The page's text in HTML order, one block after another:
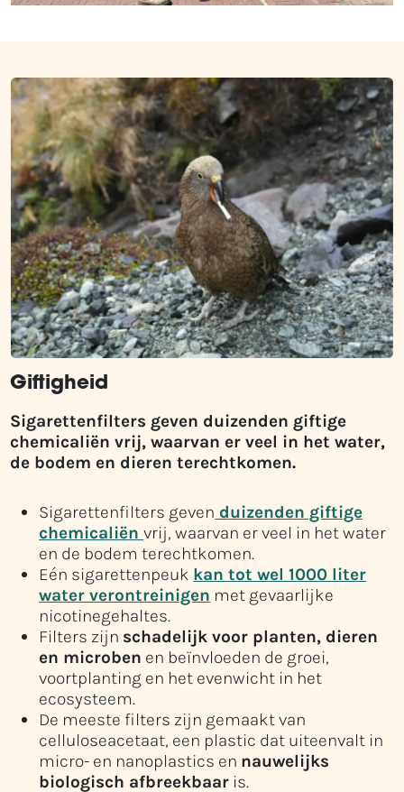
Giftigheid
Sigarettenfilters geven duizenden giftige
chemicaliën vrij, waarvan er veel in het water,
de bodem en dieren terechtkomen.
Sigarettenfilters geven duizenden giftige
chemicaliënvrij, waarvan er veel in het water
en de bodem terechtkomen.
Eén sigarettenpeuk kan tot wel 1000 liter
water verontreinigen met gevaarlijke
nicotinegehaltes.
Filters zijn schadelijk voor planten, dieren
en microben en beïnvloeden de groei,
voortplanting en het evenwicht in het
ecosysteem.
De meeste filters zijn gemaakt van
celluloseacetaat, een plastic dat uiteenvalt in
micro- en nanoplastics en nauwelijks
biologisch afbreekbaar is.